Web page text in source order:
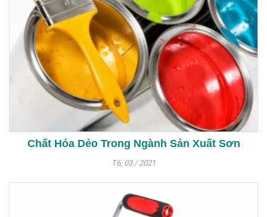
Chất Hóa Dẻo Trong Ngành Sản Xuất Sơn
T6, 03 / 2021